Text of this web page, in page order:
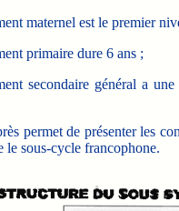
maternel est le premier
primaire dure 6 ans ;
secondaire général a
permet de présenter les
le sous-cycle francophone.